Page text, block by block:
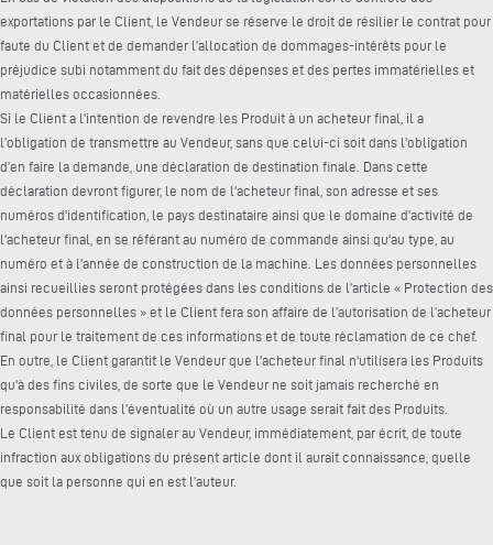
exportations par le Client, le Vendeur se réserve le droit de résilier le contrat pour
faute du Client et de demander l’allocation de dommages-intérêts pour le
préjudice subi notamment du fait des dépenses et des pertes immatérielles et
matérielles occasionnées.
Si le Client a l'intention de revendre les Produit à un acheteur final, il a
l’obligation de transmettre au Vendeur, sans que celui-ci soit dans l’obligation
d’en faire la demande, une déclaration de destination finale. Dans cette
déclaration devront figurer, le nom de l'acheteur final, son adresse et ses
numéros d'identification, le pays destinataire ainsi que le domaine d'activité de
l'acheteur final, en se référant au numéro de commande ainsi qu'au type, au
numéro et à l'année de construction de la machine. Les données personnelles
ainsi recueillies seront protégées dans les conditions de l’article « Protection des
données personnelles » et le Client fera son affaire de l’autorisation de l’acheteur
final pour le traitement de ces informations et de toute réclamation de ce chef.
En outre, le Client garantit le Vendeur que l'acheteur final n'utilisera les Produits
qu'à des fins civiles, de sorte que le Vendeur ne soit jamais recherché en
responsabilité dans l’éventualité où un autre usage serait fait des Produits.
Le Client est tenu de signaler au Vendeur, immédiatement, par écrit, de toute
infraction aux obligations du présent article dont il aurait connaissance, quelle
que soit la personne qui en est l’auteur.